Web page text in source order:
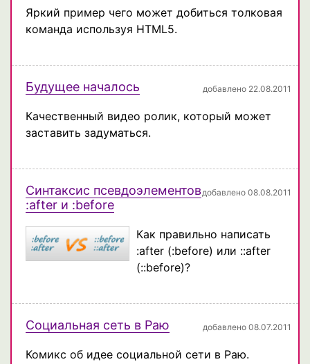
Яркий пример чего может добиться толковая
команда используя HTML5.
Будущее началось добавлено 22.08.2011
Качественный видео ролик, который может
заставить задуматься.
Синтаксис псевдоэлементов
:after и :before
добавлено 08.08.2011
Как правильно написать
:after (:before) или ::after
(::before)?
Социальная сеть в Раю добавлено 08.07.2011
Комикс об идее социальной сети в Раю.